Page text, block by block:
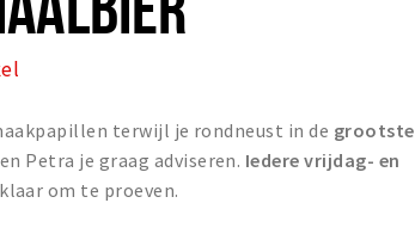
terwijl je rondneust in de grootste
Petra je graag adviseren. Iedere vrijdag- en
om te proeven.